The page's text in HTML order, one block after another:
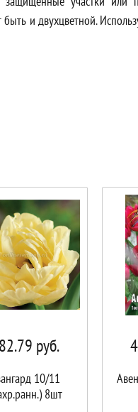
и двухцветной.
руб.
10/11
8шт